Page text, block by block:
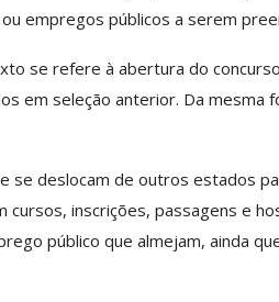
empregos públicos a serem
se refere à abertura do
em seleção anterior. Da mesma
se deslocam de outros estados
inscrições, passagens e
público que almejam, ainda